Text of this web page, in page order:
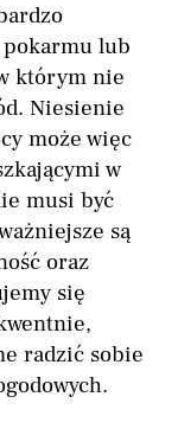
lub
którym nie
Niesienie
może więc
w
musi być
są
oraz
się
radzić sobie